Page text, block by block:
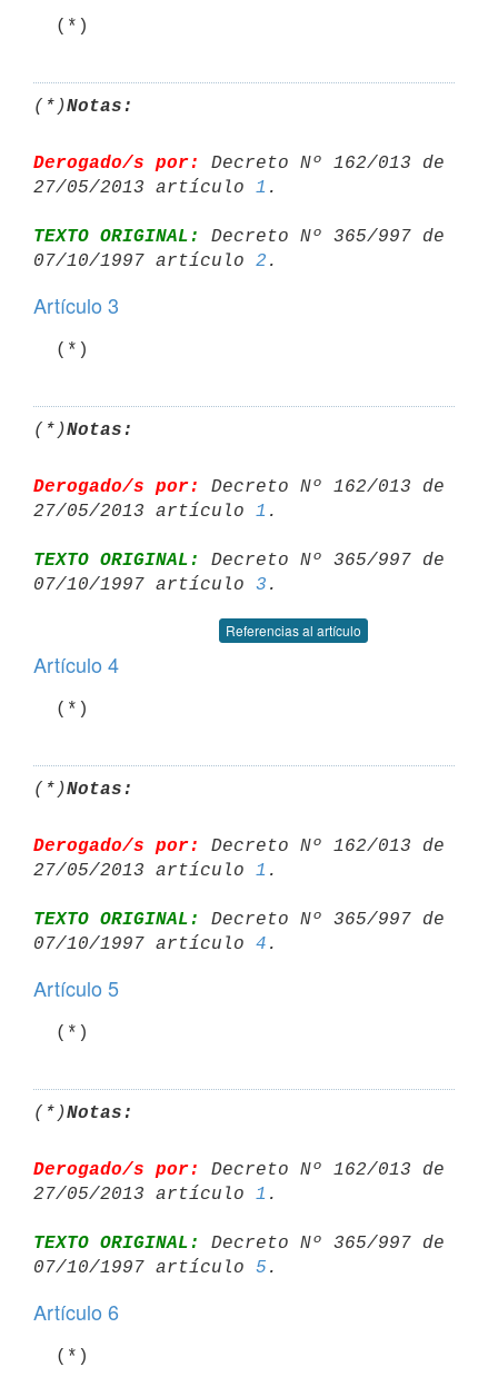
  (*)
(*)Notas:
Derogado/s por:
Decreto Nº 162/013 de
27/05/2013 artículo 1
TEXTO ORIGINAL:
Decreto Nº 365/997 de
07/10/1997 artículo 2
Artículo 3
  (*)
(*)Notas:
Derogado/s por:
Decreto Nº 162/013 de
27/05/2013 artículo 1
TEXTO ORIGINAL:
Decreto Nº 365/997 de
07/10/1997 artículo 3
Referencias al artículo
Artículo 4
  (*)
(*)Notas:
Derogado/s por:
Decreto Nº 162/013 de
27/05/2013 artículo 1
TEXTO ORIGINAL:
Decreto Nº 365/997 de
07/10/1997 artículo 4
Artículo 5
  (*)
(*)Notas:
Derogado/s por:
Decreto Nº 162/013 de
27/05/2013 artículo 1
TEXTO ORIGINAL:
Decreto Nº 365/997 de
07/10/1997 artículo 5
Artículo 6
  (*)